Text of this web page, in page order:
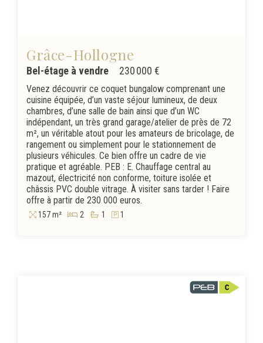
Grâce-Hollogne
230 000 €
Bel-étage à vendre
Venez découvrir ce coquet bungalow comprenant une
cuisine équipée, d’un vaste séjour lumineux, de deux
chambres, d’une salle de bain ainsi que d’un WC
indépendant, un très grand garage/atelier de près de 72
m², un véritable atout pour les amateurs de bricolage, de
rangement ou simplement pour le stationnement de
plusieurs véhicules. Ce bien offre un cadre de vie
pratique et agréable. PEB : E. Chauffage central au
mazout, électricité non conforme, toiture isolée et
châssis PVC double vitrage. À visiter sans tarder ! Faire
offre à partir de 230 000 euros.
157 m² 2 1 1